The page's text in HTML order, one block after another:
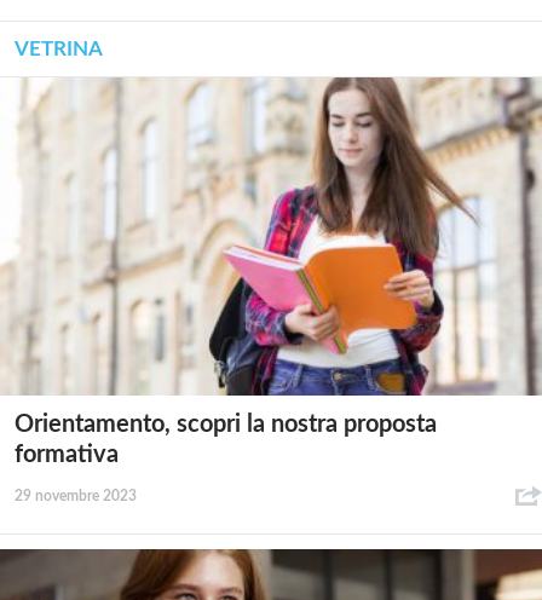
VETRINA
Orientamento, scopri la nostra proposta
formativa
29 novembre 2023